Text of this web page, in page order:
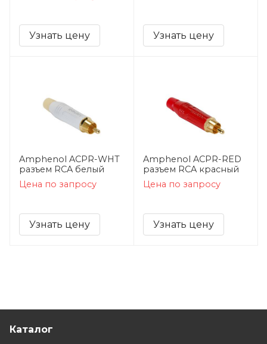
Узнать цену Узнать цену
Amphenol ACPR-WHT
разъем RCA белый
Цена по запросу
Узнать цену
Amphenol ACPR-RED
разъем RCA красный
Цена по запросу
Узнать цену
Каталог